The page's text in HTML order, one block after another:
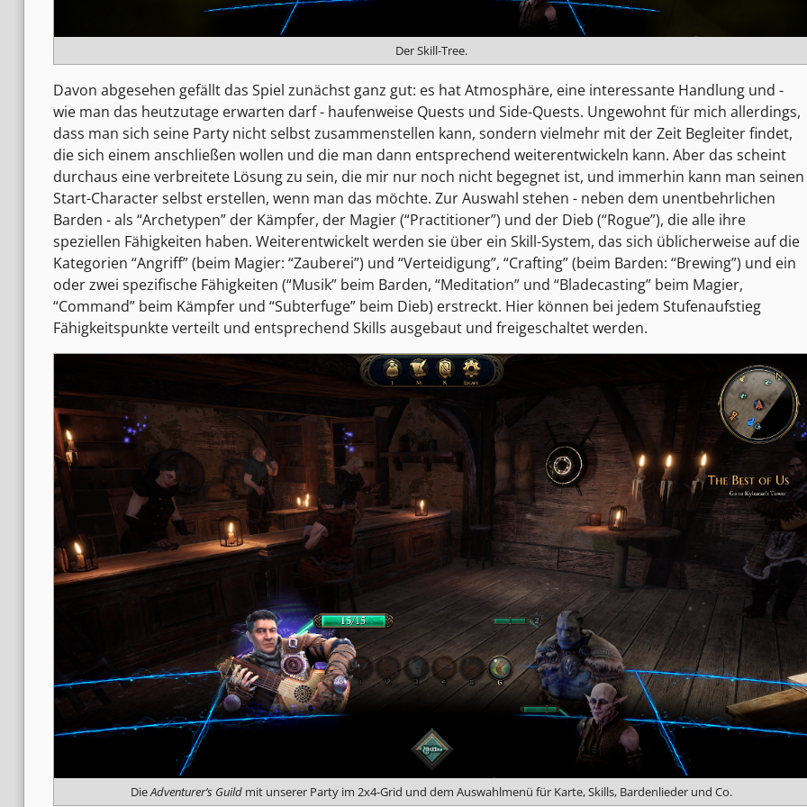
Der Skill-Tree.
Davon abgesehen gefällt das Spiel zunächst ganz gut: es hat Atmosphäre, eine interessante Handlung und -
wie man das heutzutage erwarten darf - haufenweise Quests und Side-Quests. Ungewohnt für mich allerdings,
dass man sich seine Party nicht selbst zusammenstellen kann, sondern vielmehr mit der Zeit Begleiter findet,
die sich einem anschließen wollen und die man dann entsprechend weiterentwickeln kann. Aber das scheint
durchaus eine verbreitete Lösung zu sein, die mir nur noch nicht begegnet ist, und immerhin kann man seinen
Start-Character selbst erstellen, wenn man das möchte. Zur Auswahl stehen - neben dem unentbehrlichen
Barden - als “Archetypen” der Kämpfer, der Magier (“Practitioner”) und der Dieb (“Rogue”), die alle ihre
speziellen Fähigkeiten haben. Weiterentwickelt werden sie über ein Skill-System, das sich üblicherweise auf die
Kategorien “Angriff” (beim Magier: “Zauberei”) und “Verteidigung”, “Crafting” (beim Barden: “Brewing”) und ein
oder zwei spezifische Fähigkeiten (“Musik” beim Barden, “Meditation” und “Bladecasting” beim Magier,
“Command” beim Kämpfer und “Subterfuge” beim Dieb) erstreckt. Hier können bei jedem Stufenaufstieg
Fähigkeitspunkte verteilt und entsprechend Skills ausgebaut und freigeschaltet werden.
DieAdventurer’s Guild mit unserer Party im 2x4-Grid und dem Auswahlmenü für Karte, Skills, Bardenlieder und Co.